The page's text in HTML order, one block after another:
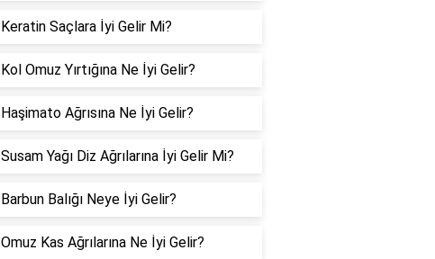
Keratin Saçlara İyi Gelir Mi?
Kol Omuz Yırtığına Ne İyi Gelir?
Haşimato Ağrısına Ne İyi Gelir?
Susam Yağı Diz Ağrılarına İyi Gelir Mi?
Barbun Balığı Neye İyi Gelir?
Omuz Kas Ağrılarına Ne İyi Gelir?